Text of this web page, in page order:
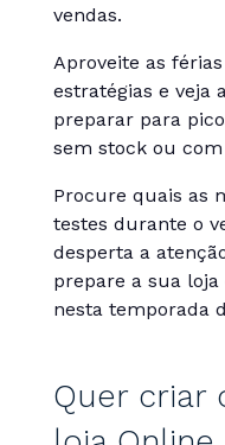
vendas.
Aproveite as
estratégias e veja
preparar para
sem stock ou
Procure quais as
testes durante o
desperta a
prepare a sua
nesta temporada
Quer criar